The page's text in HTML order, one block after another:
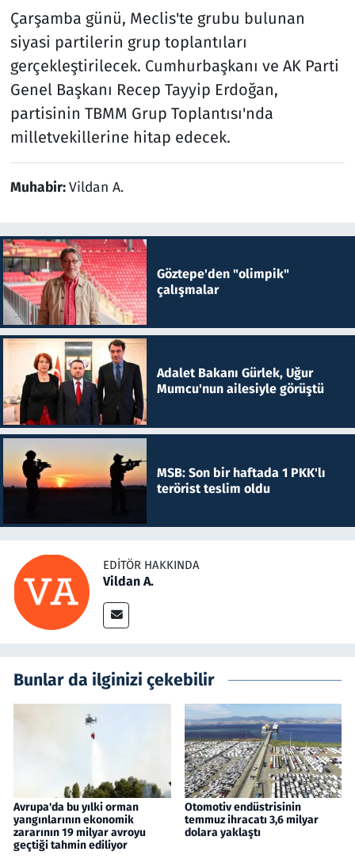
Çarşamba günü, Meclis'te grubu bulunan
siyasi partilerin grup toplantıları
gerçekleştirilecek. Cumhurbaşkanı ve AK Parti
Genel Başkanı Recep Tayyip Erdoğan,
partisinin TBMM Grup Toplantısı'nda
milletvekillerine hitap edecek.
Muhabir:Vildan A.
Göztepe'den "olimpik"
çalışmalar
Adalet Bakanı Gürlek, Uğur
Mumcu'nun ailesiyle görüştü
MSB: Son bir haftada 1 PKK'lı
terörist teslim oldu
EDITÖR HAKKINDA
Vildan A.
Bunlar da ilginizi çekebilir
Avrupa'da bu yılki orman
yangınlarının ekonomik
zararının 19 milyar avroyu
geçtiği tahmin ediliyor
Otomotiv endüstrisinin
temmuz ihracatı 3,6 milyar
dolara yaklaştı